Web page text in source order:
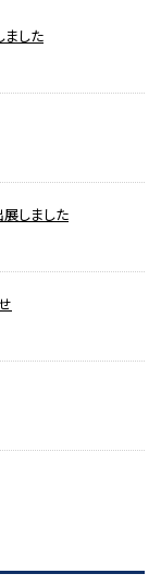
ました
しました